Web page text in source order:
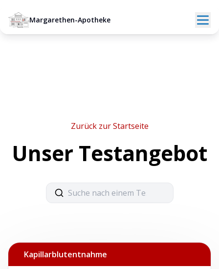
Margarethen-Apotheke
Zurück zur Startseite
Unser Testangebot
Suche nach einem Test
Kapillarblutentnahme